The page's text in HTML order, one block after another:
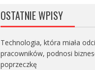
OSTATNIE WPISY
Technologia, która miała
pracowników, podnosi
poprzeczkę